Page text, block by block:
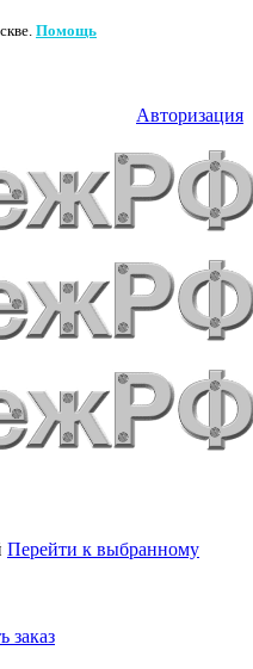
Помощь
Авторизация
Перейти к выбранному
заказ